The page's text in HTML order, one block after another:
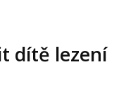
dítě lezení